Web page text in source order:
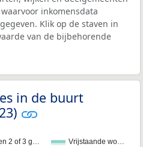
inkomensdata
Klik op de staven in
van de bijbehorende
in de buurt
2 of 3 g… Vrijstaande wo…